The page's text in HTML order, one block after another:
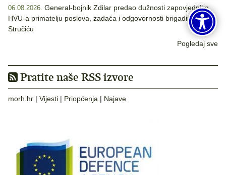
06.08.2026. General-bojnik Zdilar predao dužnosti zapovjednika
HVU-a primatelju poslova, zadaća i odgovornosti brigadiru
Stručiću
Pogledaj sve
Pratite naše RSS izvore
morh.hr | Vijesti | Priopćenja | Najave